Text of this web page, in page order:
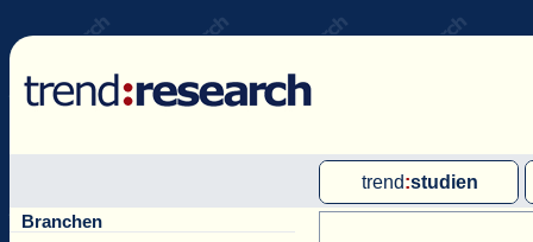
trend:studien
Branchen